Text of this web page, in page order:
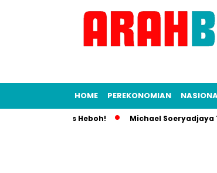
HOME PEREKONOMIAN
Michael Soeryadjaya Tambah